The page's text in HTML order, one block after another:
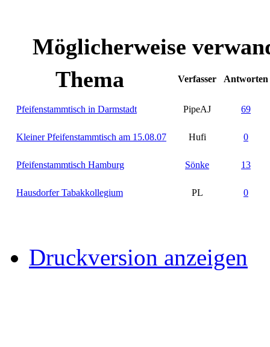
Möglicherweise
Thema
Verfasser Antworten
Pfeifenstammtisch in Darmstadt PipeAJ 69
Kleiner Pfeifenstammtisch am 15.08.07 Hufi 0
Pfeifenstammtisch Hamburg Sönke 13
Hausdorfer Tabakkollegium PL 0
Druckversion anzeigen